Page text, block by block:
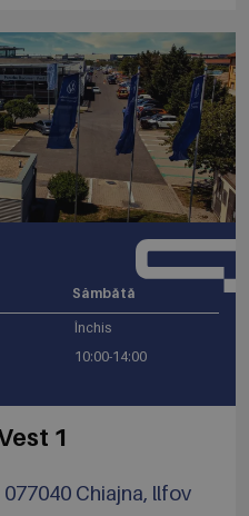
Sâmbătă
Închis
10:00-14:00
1
Chiajna, llfov